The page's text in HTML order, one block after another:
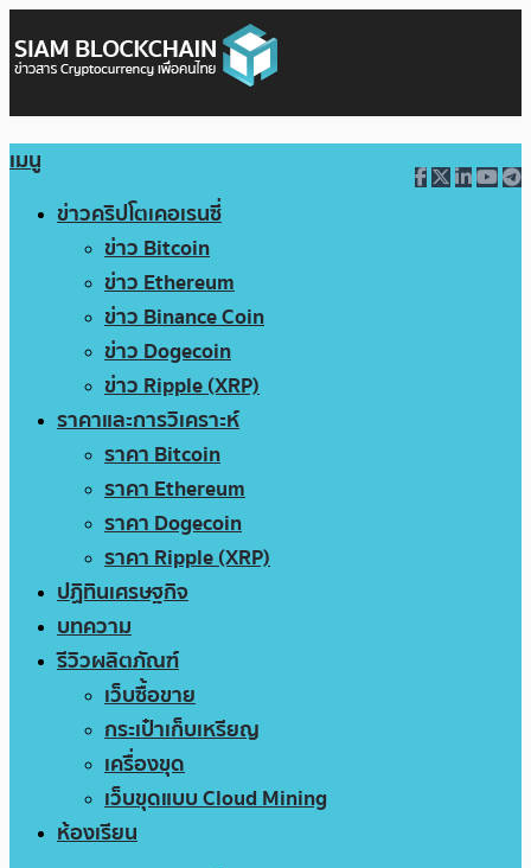
เมนู
ข่าวคริปโตเคอเรนซี่
ข่าว Bitcoin
ข่าว Ethereum
ข่าว Binance Coin
ข่าว Dogecoin
ข่าว Ripple (XRP)
ราคาและการวิเคราะห์
ราคา Bitcoin
ราคา Ethereum
ราคา Dogecoin
ราคา Ripple (XRP)
ปฏิทินเศรษฐกิจ
บทความ
รีวิวผลิตภัณฑ์
เว็บซื้อขาย
กระเป๋าเก็บเหรียญ
เครื่องขุด
เว็บขุดแบบ Cloud Mining
ห้องเรียน